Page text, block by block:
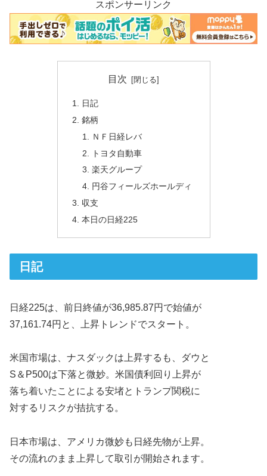
スポンサーリンク
目次
日記
銘柄
ＮＦ日経レバ
トヨタ自動車
楽天グループ
円谷フィールズホールディ
収支
本日の日経225
日記
日経225は、前日終値が36,985.87円で始値が
37,161.74円と、上昇トレンドでスタート。
米国市場は、ナスダックは上昇するも、ダウと
S＆P500は下落と微妙。米国債利回り上昇が
落ち着いたことによる安堵とトランプ関税に
対するリスクが拮抗する。
日本市場は、アメリカ微妙も日経先物が上昇。
その流れのまま上昇して取引が開始されます。